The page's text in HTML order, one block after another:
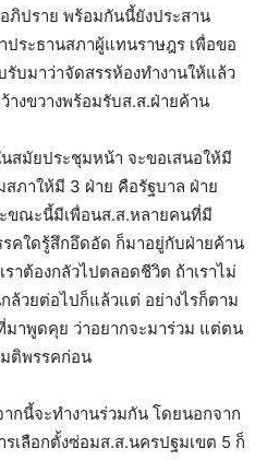
ภิปราย พร้อมกันนี้ยังประสาน
ระธานสภาผู้แทนราษฎร เพื่อขอ
บมาว่าจัดสรรห้องทำงานให้แล้ว
างขวางพร้อมรับส.ส.ฝ่ายค้าน
สมัยประชุมหน้า จะขอเสนอให้มี
ภาให้มี 3 ฝ่าย คือรัฐบาล ฝ่าย
ขณะนี้มีเพื่อนส.ส.หลายคนที่มี
คใดรู้สึกอึดอัด ก็มาอยู่กับฝ่ายค้าน
าต้องกลัวไปตลอดชีวิต ถ้าเราไม่
ล้วยต่อไปก็แล้วแต่ อย่างไรก็ตาม
าพูดคุย ว่าอยากจะมาร่วม แต่ตน
ติพรรคก่อน
กนี้จะทำงานร่วมกัน โดยนอกจาก
รเลือกตั้งซ่อมส.ส.นครปฐมเขต 5 ก็